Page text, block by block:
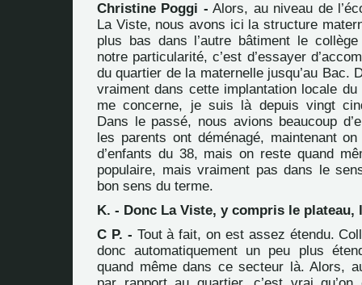
Christine Poggi - Alors, au niveau de
La Viste, nous avons ici la structure
plus bas dans l’autre bâtiment le
notre particularité, c’est d’essayer
du quartier de la maternelle jusqu’au Bac.
vraiment dans cette implantation locale
me concerne, je suis là depuis vingt
Dans le passé, nous avions beaucoup
les parents ont déménagé, maintenant
d’enfants du 38, mais on reste quand
populaire, mais vraiment pas dans le
bon sens du terme.
K. - Donc La Viste, y compris le plateau,
C P. - Tout à fait, on est assez étendu.
donc automatiquement un peu plus
quand même dans ce secteur là. Alors,